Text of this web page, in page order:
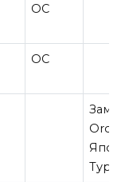
ОС
ОС
Orcs